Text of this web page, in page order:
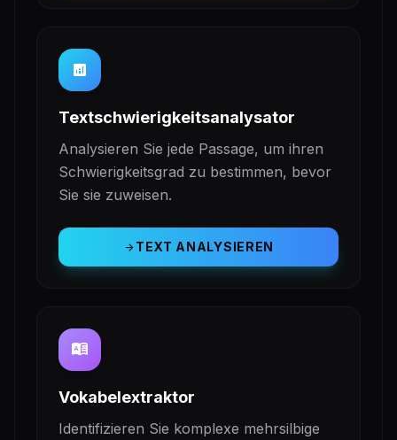
analytics
Textschwierigkeitsanalysator
Analysieren Sie jede Passage, um ihren
Schwierigkeitsgrad zu bestimmen, bevor
Sie sie zuweisen.
arrow_forwardTEXT ANALYSIEREN
dictionary
Vokabelextraktor
Identifizieren Sie komplexe mehrsilbige